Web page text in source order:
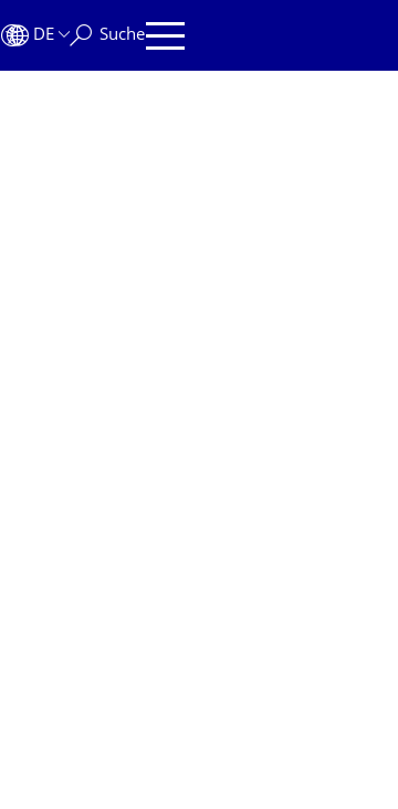
DE Suche